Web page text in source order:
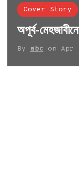
Cover Story
অপূর্ব-
By abc on Apr